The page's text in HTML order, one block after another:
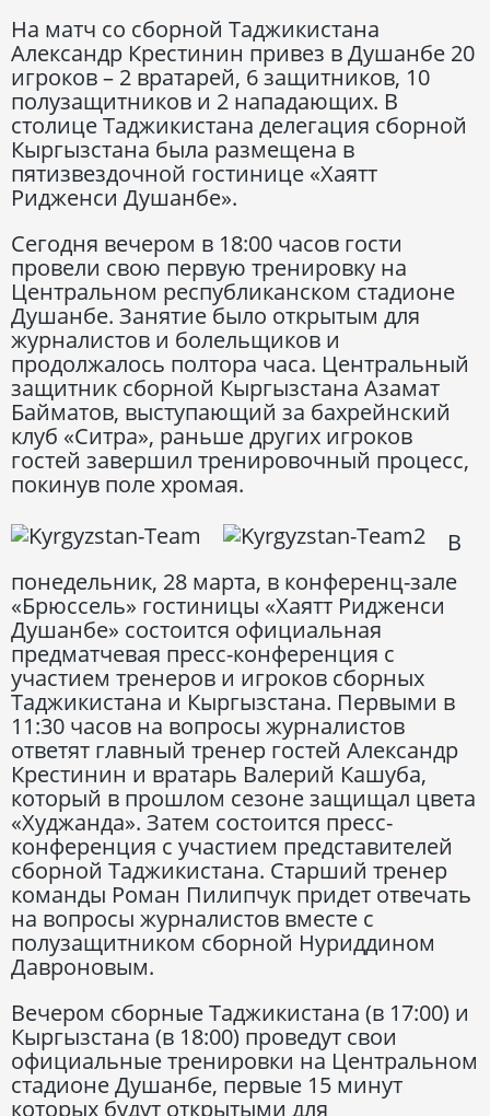
На матч со сборной Таджикистана
Александр Крестинин привез в Душанбе 20
игроков – 2 вратарей, 6 защитников, 10
полузащитников и 2 нападающих. В
столице Таджикистана делегация сборной
Кыргызстана была размещена в
пятизвездочной гостинице «Хаятт
Ридженси Душанбе».
Сегодня вечером в 18:00 часов гости
провели свою первую тренировку на
Центральном республиканском стадионе
Душанбе. Занятие было открытым для
журналистов и болельщиков и
продолжалось полтора часа. Центральный
защитник сборной Кыргызстана Азамат
Байматов, выступающий за бахрейнский
клуб «Ситра», раньше других игроков
гостей завершил тренировочный процесс,
покинув поле хромая.
В
понедельник, 28 марта, в конференц-зале
«Брюссель» гостиницы «Хаятт Ридженси
Душанбе» состоится официальная
предматчевая пресс-конференция с
участием тренеров и игроков сборных
Таджикистана и Кыргызстана. Первыми в
11:30 часов на вопросы журналистов
ответят главный тренер гостей Александр
Крестинин и вратарь Валерий Кашуба,
который в прошлом сезоне защищал цвета
«Худжанда». Затем состоится пресс-
конференция с участием представителей
сборной Таджикистана. Старший тренер
команды Роман Пилипчук придет отвечать
на вопросы журналистов вместе с
полузащитником сборной Нуриддином
Давроновым.
Вечером сборные Таджикистана (в 17:00) и
Кыргызстана (в 18:00) проведут свои
официальные тренировки на Центральном
стадионе Душанбе, первые 15 минут
которых будут открытыми для